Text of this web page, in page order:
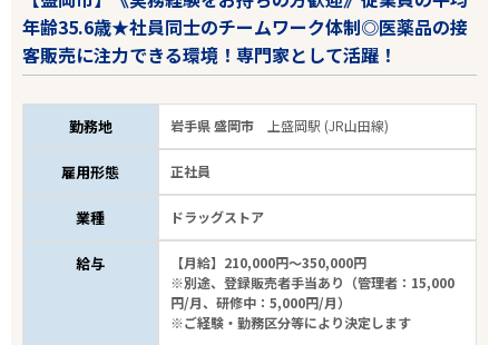
年齢35.6歳★社員同士のチームワーク体制◎医薬品の接
客販売に注力できる環境！専門家として活躍！
勤務地 岩手県 盛岡市 上盛岡駅 (JR山田線)
雇用形態 正社員
業種 ドラッグストア
給与
【月給】210,000円～350,000円
※別途、登録販売者手当あり（管理者：15,000
円/月、研修中：5,000円/月）
※ご経験・勤務区分等により決定します